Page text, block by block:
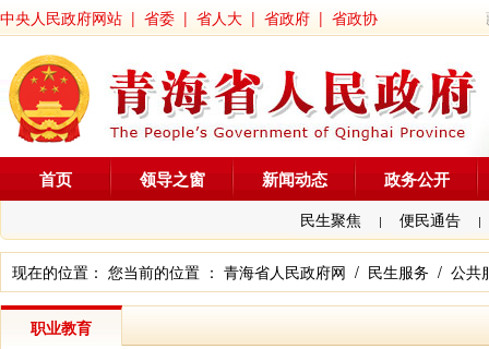
中央人民政府网站 | 省委 | 省人大 | 省政府 | 省政协
首页 领导之窗 新闻动态 政务公开
民生聚焦 | 便民通告 |
现在的位置： 您当前的位置 ： 青海省人民政府网 / 民生服务 / 公共
职业教育